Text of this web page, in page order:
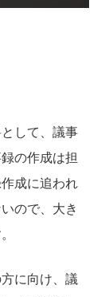
して、議事
の作成は担
成に追われ
ので、大き
に向け、議